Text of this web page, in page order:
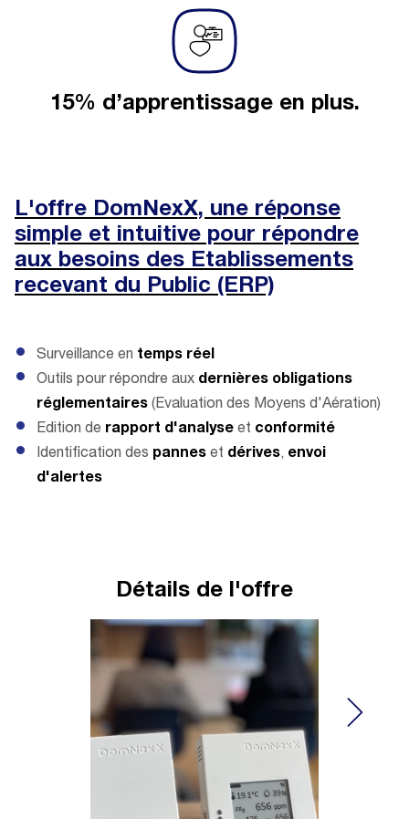
15% d’apprentissage en plus.
L'offre DomNexX, une réponse
simple et intuitive pour répondre
aux besoins des Etablissements
recevant du Public (ERP)
Surveillance en temps réel
Outils pour répondre aux dernières obligations
réglementaires (Evaluation des Moyens d'Aération)
Edition de rapport d'analyse et conformité
Identification des pannes et dérives, envoi
d'alertes
Détails de l'offre